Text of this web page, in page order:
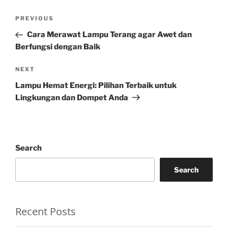
Previous
Post
PREVIOUS
Cara Merawat Lampu Terang agar Awet dan
Berfungsi dengan Baik
Next
Post
NEXT
Lampu Hemat Energi: Pilihan Terbaik untuk
Lingkungan dan Dompet Anda
Search
Search
Recent Posts